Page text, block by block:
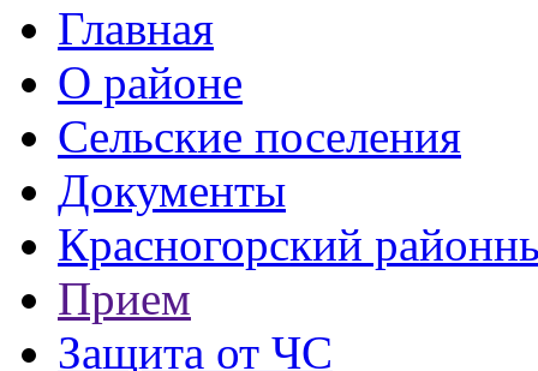
Главная
О районе
Сельские поселения
Документы
Красногорский
Прием
Защита от ЧС